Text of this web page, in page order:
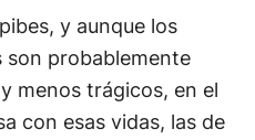
y aunque los
son probablemente
menos trágicos, en el
con esas vidas, las de